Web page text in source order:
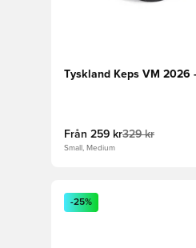
Tyskland Keps VM 2026
Från 259 kr329 kr
Small, Medium
Öppnar en Modal för
-25%